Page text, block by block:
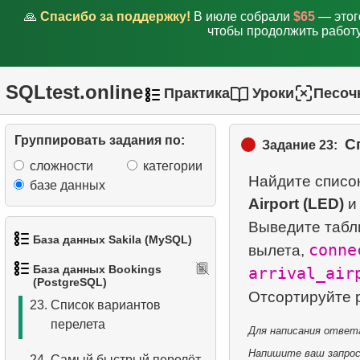
🙏 Спасибо за поддержку! В июле собрали $65 —
чтобы продолжить
SQLtest.online Практика Уроки
Группировать задания по:
сложности
категории
базе данных
База данных Sakila (MySQL)
1.Получить список актёров
Имена актёров
3.
Упорядоченный список
База данных Bookings
(PostgreSQL)
18.Пассажиры, не
19.Список пассажиров
20.Время задержки вылета
21.Статистика рейсов
Составьте рейтинг
аэропортов
23. Список вариантов
перелета
Задание 23:
Найдите
Airport (LED)и
Выведите
вылета,
Отсортируйте
Для написания
Напишите ваш